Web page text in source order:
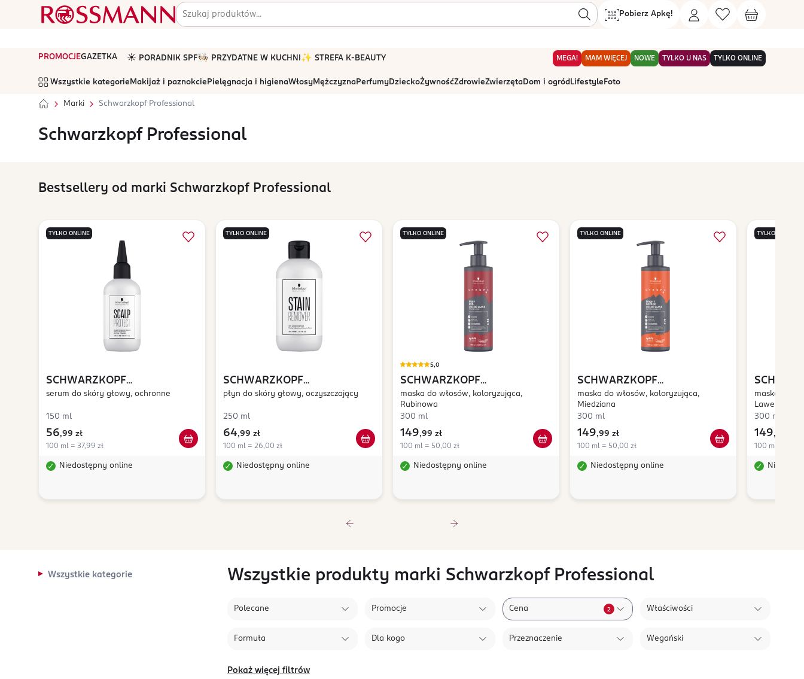
Pobierz Apkę!
PROMOCJEGAZETKA ☀️ PORADNIK SPF🧑🏻‍🍳 PRZYDATNE W KUCHNI ✨ STREFA K-BEAUTY MEGA! MAM WIĘCEJ NOWE TYLKO U NAS TYLKO ONLINE
Wszystkie kategorie Makijaż i paznokcie Pielęgnacja i higienaWłosyMężczyznaPerfumyDzieckoŻywnośćZdrowieZwierzętaDom i ogród Lifestyle Foto
Marki Schwarzkopf Professional
Schwarzkopf Professional
Bestsellery od marki Schwarzkopf Professional
TYLKO ONLINE
SCHWARZKOPF
PROFESSIONAL Scalp Protect
serum do skóry głowy, ochronne
150 ml
56,99 zł
100 ml = 37,99 zł
Niedostępny online
TYLKO ONLINE
SCHWARZKOPF
PROFESSIONAL Stain
Remover
płyn do skóry głowy, oczyszczający
250 ml
64,99 zł
100 ml = 26,00 zł
Niedostępny online
TYLKO ONLINE
5,0
SCHWARZKOPF
PROFESSIONAL Chroma ID
maska do włosów, koloryzująca,
Rubinowa
300 ml
149,99 zł
100 ml = 50,00 zł
Niedostępny online
TYLKO ONLINE
SCHWARZKOPF
PROFESSIONAL Chroma ID
maska do włosów, koloryzująca,
Miedziana
300 ml
149,99 zł
100 ml = 50,00 zł
Niedostępny online
TYLKO ONLINE
maska do
Lawendowa
300 ml
149,
100 ml =
Wszystkie kategorie Wszystkie produkty marki Schwarzkopf Professional
Polecane Promocje Cena 2 Właściwości
Formuła Dla kogo Przeznaczenie Wegański
Pokaż więcej filtrów